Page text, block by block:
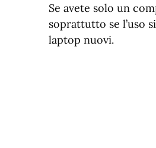
Se avete solo un
soprattutto se l’uso
laptop nuovi.